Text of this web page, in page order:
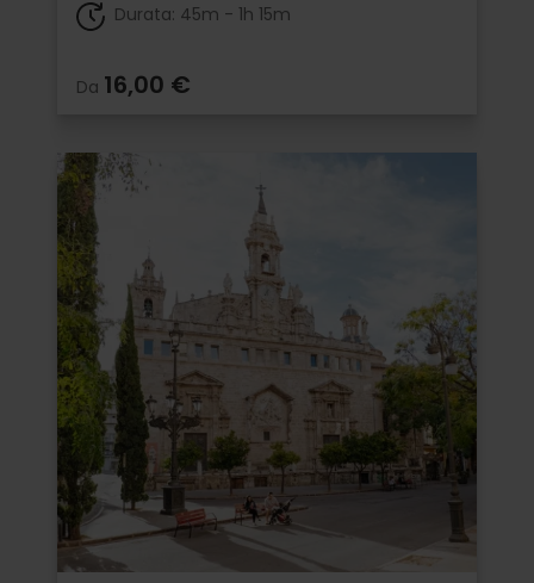
Durata: 45m - 1h 15m
Da 16,00 €